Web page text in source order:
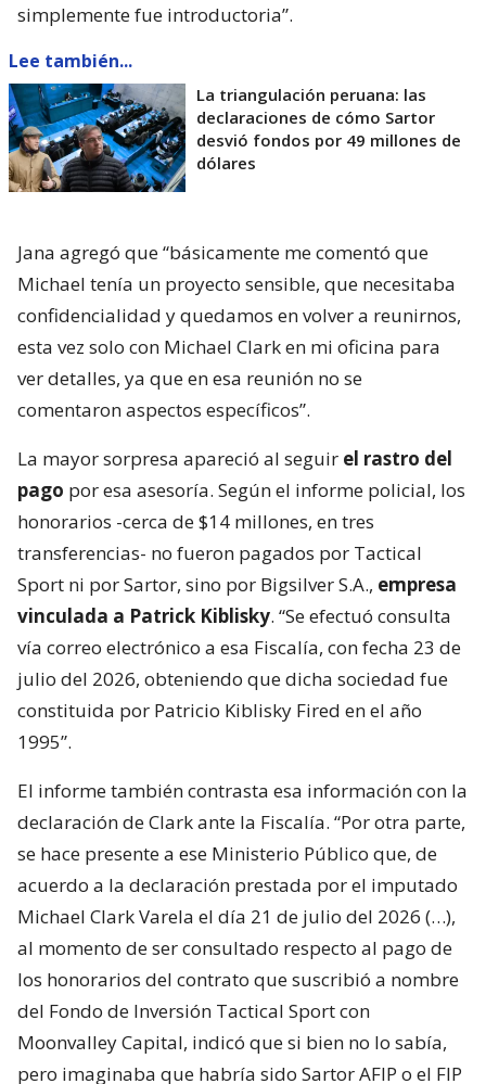
simplemente fue introductoria”.
Lee también...
La triangulación peruana: las
declaraciones de cómo Sartor
desvió fondos por 49 millones de
dólares
Jana agregó que “básicamente me comentó que
Michael tenía un proyecto sensible, que necesitaba
confidencialidad y quedamos en volver a reunirnos,
esta vez solo con Michael Clark en mi oficina para
ver detalles, ya que en esa reunión no se
comentaron aspectos específicos”.
La mayor sorpresa apareció al seguir el rastro del
pago por esa asesoría. Según el informe policial, los
honorarios -cerca de $14 millones, en tres
transferencias- no fueron pagados por Tactical
Sport ni por Sartor, sino por Bigsilver S.A., empresa
vinculada a Patrick Kiblisky. “Se efectuó consulta
vía correo electrónico a esa Fiscalía, con fecha 23 de
julio del 2026, obteniendo que dicha sociedad fue
constituida por Patricio Kiblisky Fired en el año
1995”.
El informe también contrasta esa información con la
declaración de Clark ante la Fiscalía. “Por otra parte,
se hace presente a ese Ministerio Público que, de
acuerdo a la declaración prestada por el imputado
Michael Clark Varela el día 21 de julio del 2026 (…),
al momento de ser consultado respecto al pago de
los honorarios del contrato que suscribió a nombre
del Fondo de Inversión Tactical Sport con
Moonvalley Capital, indicó que si bien no lo sabía,
pero imaginaba que habría sido Sartor AFIP o el FIP